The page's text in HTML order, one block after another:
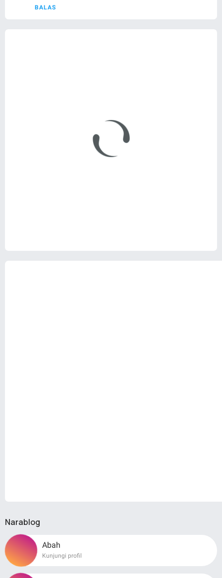
BALAS
Narablog
Abah
Kunjungi profil